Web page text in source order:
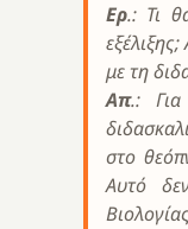
Ερ.: Τι
με τη
Απ.:
στο
Αυτό